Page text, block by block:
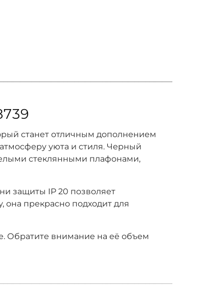
станет отличным дополнением
уюта и стиля. Черный
стеклянными плафонами,
защиты IP 20 позволяет
она прекрасно подходит для
Обратите внимание на её объем